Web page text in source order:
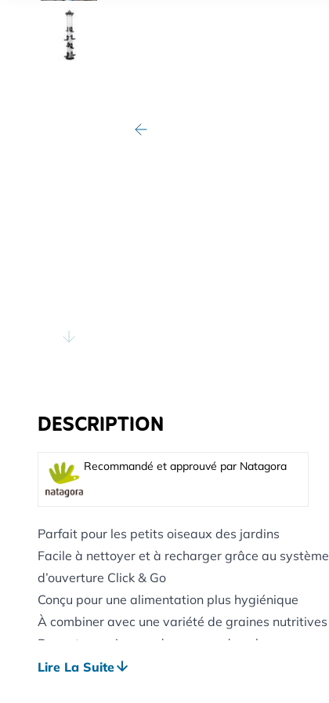
DESCRIPTION
Recommandé et approuvé par Natagora
Parfait pour les petits oiseaux des jardins
Facile à nettoyer et à recharger grâce au système
d’ouverture Click & Go
Conçu pour une alimentation plus hygiénique
À combiner avec une variété de graines nutritives
Permet aux oiseaux de manger dans leur
position naturelle
Lire La Suite